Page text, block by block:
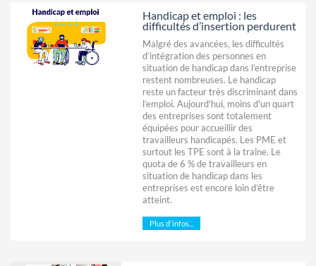
Handicap et emploi : les
difficultés d’insertion perdurent
Malgré des avancées, les difficultés
d’intégration des personnes en
situation de handicap dans l’entreprise
restent nombreuses. Le handicap
reste un facteur très discriminant dans
l’emploi. Aujourd'hui, moins d'un quart
des entreprises sont totalement
équipées pour accueillir des
travailleurs handicapés. Les PME et
surtout les TPE sont à la traîne. Le
quota de 6 % de travailleurs en
situation de handicap dans les
entreprises est encore loin d’être
atteint.
Plus d'infos...